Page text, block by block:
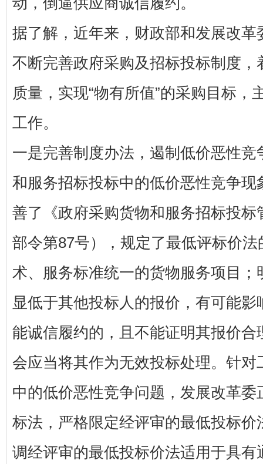
据了解，近年来，财政部和发展改革
不断完善政府采购及招标投标制度，
质量，实现“物有所值”的采购目标，
工作。
一是完善制度办法，遏制低价恶性竞
和服务招标投标中的低价恶性竞争现
善了《政府采购货物和服务招标投标
部令第87号），规定了最低评标价
术、服务标准统一的货物服务项目；
显低于其他投标人的报价，有可能影
能诚信履约的，且不能证明其报价合
会应当将其作为无效投标处理。针对
中的低价恶性竞争问题，发展改革委
标法，严格限定经评审的最低投标价
调经评审的最低投标价法适用于具有